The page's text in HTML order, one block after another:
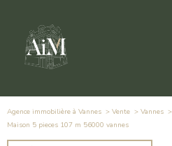
Agence immobilière à Vannes Vente Vannes
maison 5 pieces 107 m 56000 vannes